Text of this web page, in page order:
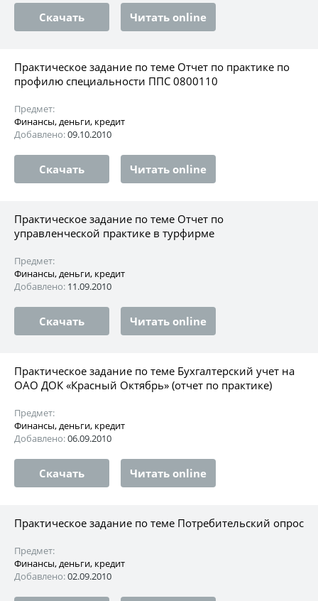
Скачать Читать online
Практическое задание по теме Отчет по практике по
профилю специальности ППС 0800110
Предмет:
Финансы, деньги, кредит
Добавлено:09.10.2010
Скачать Читать online
Практическое задание по теме Отчет по
управленческой практике в турфирме
Предмет:
Финансы, деньги, кредит
Добавлено: 11.09.2010
Скачать Читать online
Практическое задание по теме Бухгалтерский учет на
ОАО ДОК «Красный Октябрь» (отчет по практике)
Предмет:
Финансы, деньги, кредит
Добавлено:06.09.2010
Скачать Читать online
Практическое задание по теме Потребительский опрос
Предмет:
Финансы, деньги, кредит
Добавлено:02.09.2010